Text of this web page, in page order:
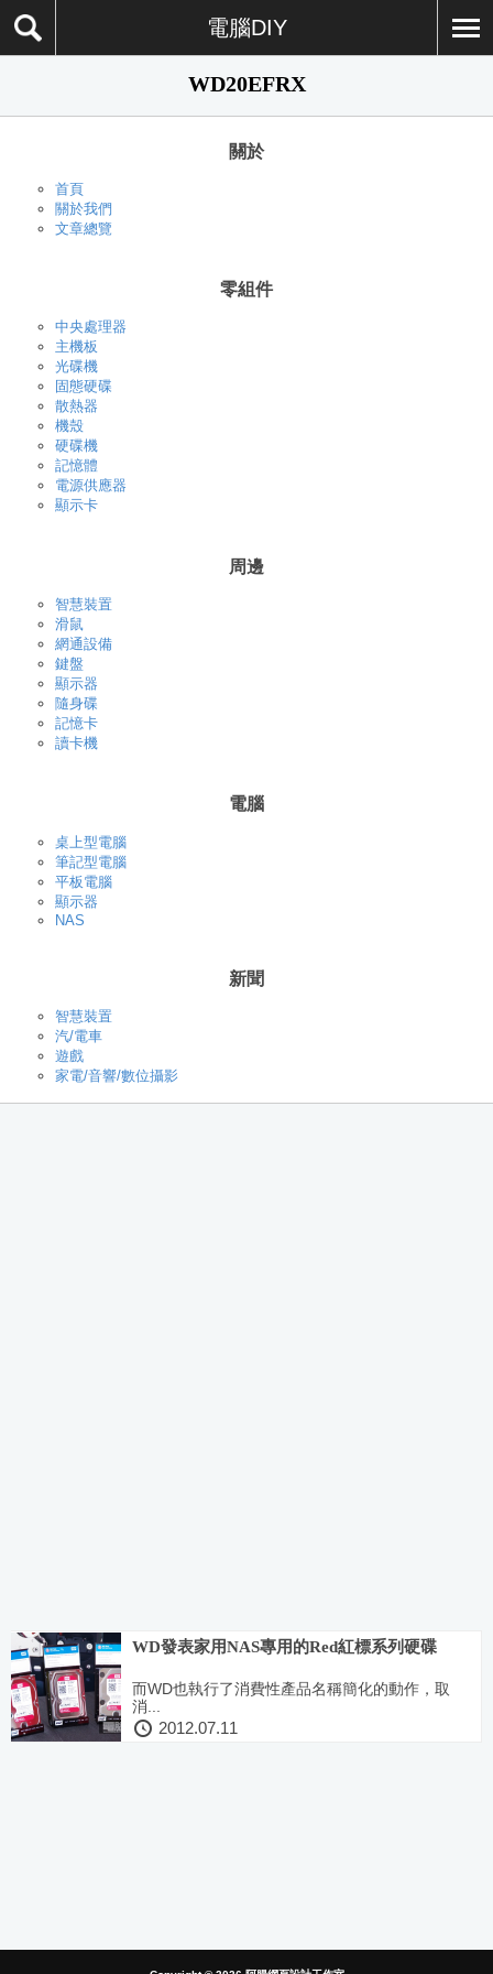
電腦DIY
WD20EFRX
關於
首頁
關於我們
文章總覽
零組件
中央處理器
主機板
光碟機
固態硬碟
散熱器
機殼
硬碟機
記憶體
電源供應器
顯示卡
周邊
智慧裝置
滑鼠
網通設備
鍵盤
顯示器
隨身碟
記憶卡
讀卡機
電腦
桌上型電腦
筆記型電腦
平板電腦
顯示器
NAS
新聞
智慧裝置
汽/電車
遊戲
家電/音響/數位攝影
WD發表家用NAS專用的Red紅標系列硬碟
而WD也執行了消費性產品名稱簡化的動作，取
消...
2012.07.11